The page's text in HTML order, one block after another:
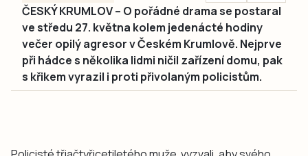
ČESKÝ KRUMLOV – O pořádné drama se postaral
ve středu 27. května kolem jedenácté hodiny
večer opilý agresor v Českém Krumlově. Nejprve
při hádce s několika lidmi ničil zařízení domu, pak
s křikem vyrazil i proti přivolaným policistům.